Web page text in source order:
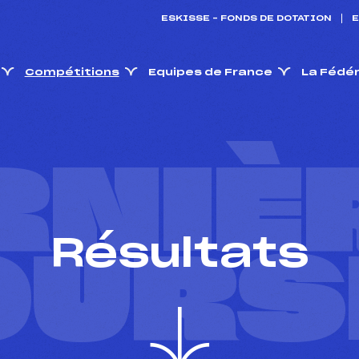
ESKISSE – FONDS DE DOTATION
Compétitions Equipes de France La
Résultats